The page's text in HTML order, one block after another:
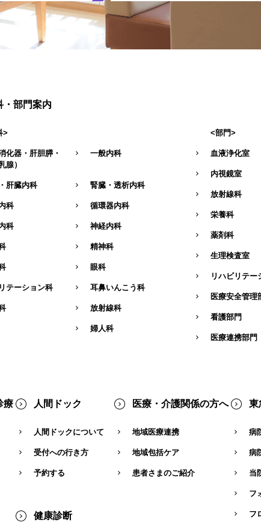
・部門案内
>
化器・肝胆膵・
腺）
一般内科
肝臓内科 腎臓・透析内科
科 循環器内科
科 神経内科
精神科
眼科
テーション科 耳鼻いんこう科
放射線科
婦人科
<部門>
血液浄化室
内視鏡室
放射線科
栄養科
薬剤科
生理検査室
リハビリテー
医療安全管理
看護部門
医療連携部門
療 人間ドック
人間ドックについて
受付への行き方
予約する
健康診断
医療・介護関係の方へ
地域医療連携
地域包括ケア
患者さまのご紹介
東
病
病
当
フ
フ